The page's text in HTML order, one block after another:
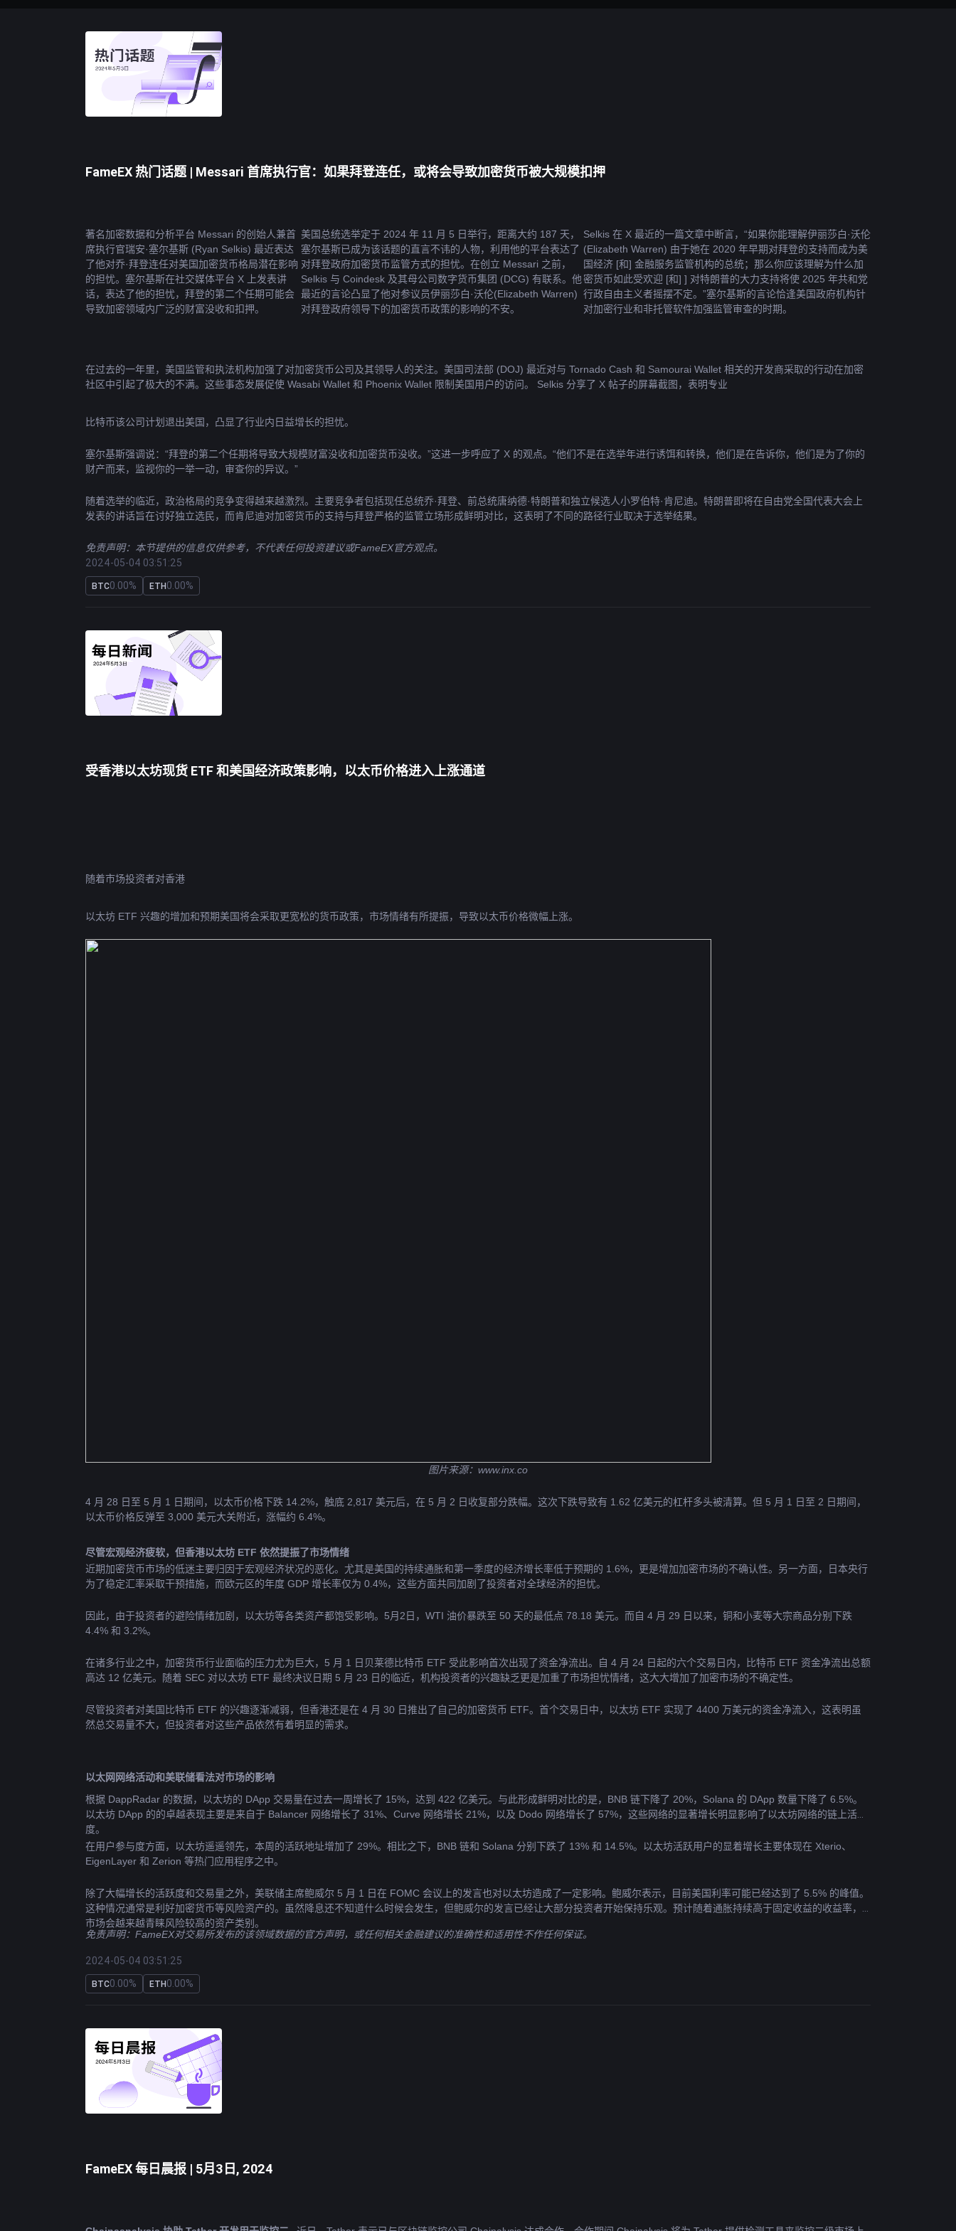
FameEX 热门话题 | Messari 首席执行官：如果拜登连任，或将会导致加密货币被大规模扣押
著名加密数据和分析平台 Messari 的创始人兼首
席执行官瑞安·塞尔基斯 (Ryan Selkis) 最近表达
了他对乔·拜登连任对美国加密货币格局潜在影响
的担忧。塞尔基斯在社交媒体平台 X 上发表讲
话，表达了他的担忧，拜登的第二个任期可能会
导致加密领域内广泛的财富没收和扣押。
美国总统选举定于 2024 年 11 月 5 日举行，距离大约 187 天，
塞尔基斯已成为该话题的直言不讳的人物，利用他的平台表达了
对拜登政府加密货币监管方式的担忧。在创立 Messari 之前，
Selkis 与 Coindesk 及其母公司数字货币集团 (DCG) 有联系。他
最近的言论凸显了他对参议员伊丽莎白·沃伦(Elizabeth Warren)
对拜登政府领导下的加密货币政策的影响的不安。
Selkis 在 X 最近的一篇文章中断言，“如果你能理解伊丽莎白·沃伦
(Elizabeth Warren) 由于她在 2020 年早期对拜登的支持而成为美
国经济 [和] 金融服务监管机构的总统；那么你应该理解为什么加
密货币如此受欢迎 [和] ] 对特朗普的大力支持将使 2025 年共和党
行政自由主义者摇摆不定。”塞尔基斯的言论恰逢美国政府机构针
对加密行业和非托管软件加强监管审查的时期。
在过去的一年里，美国监管和执法机构加强了对加密货币公司及其领导人的关注。美国司法部 (DOJ) 最近对与 Tornado Cash 和 Samourai Wallet 相关的开发商采取的行动在加密
社区中引起了极大的不满。这些事态发展促使 Wasabi Wallet 和 Phoenix Wallet 限制美国用户的访问。 Selkis 分享了 X 帖子的屏幕截图，表明专业
比特币该公司计划退出美国，凸显了行业内日益增长的担忧。
塞尔基斯强调说：“拜登的第二个任期将导致大规模财富没收和加密货币没收。”这进一步呼应了 X 的观点。“他们不是在选举年进行诱饵和转换，他们是在告诉你，他们是为了你的
财产而来，监视你的一举一动，审查你的异议。”
随着选举的临近，政治格局的竞争变得越来越激烈。主要竞争者包括现任总统乔·拜登、前总统唐纳德·特朗普和独立候选人小罗伯特·肯尼迪。特朗普即将在自由党全国代表大会上
发表的讲话旨在讨好独立选民，而肯尼迪对加密货币的支持与拜登严格的监管立场形成鲜明对比，这表明了不同的路径行业取决于选举结果。
免责声明：本节提供的信息仅供参考，不代表任何投资建议或FameEX官方观点。
2024-05-04 03:51:25
BTC0.00% ETH0.00%
受香港以太坊现货 ETF 和美国经济政策影响，以太币价格进入上涨通道
随着市场投资者对香港
以太坊 ETF 兴趣的增加和预期美国将会采取更宽松的货币政策，市场情绪有所提振，导致以太币价格微幅上涨。
图片来源： www.inx.co
4 月 28 日至 5 月 1 日期间，以太币价格下跌 14.2%，触底 2,817 美元后，在 5 月 2 日收复部分跌幅。这次下跌导致有 1.62 亿美元的杠杆多头被清算。但 5 月 1 日至 2 日期间，
以太币价格反弹至 3,000 美元大关附近，涨幅约 6.4%。
尽管宏观经济疲软，但香港以太坊 ETF 依然提振了市场情绪
近期加密货币市场的低迷主要归因于宏观经济状况的恶化。尤其是美国的持续通胀和第一季度的经济增长率低于预期的 1.6%，更是增加加密市场的不确认性。另一方面，日本央行
为了稳定汇率采取干预措施，而欧元区的年度 GDP 增长率仅为 0.4%，这些方面共同加剧了投资者对全球经济的担忧。
因此，由于投资者的避险情绪加剧，以太坊等各类资产都饱受影响。5月2日，WTI 油价暴跌至 50 天的最低点 78.18 美元。而自 4 月 29 日以来，铜和小麦等大宗商品分别下跌
4.4% 和 3.2%。
在诸多行业之中，加密货币行业面临的压力尤为巨大，5 月 1 日贝莱德比特币 ETF 受此影响首次出现了资金净流出。自 4 月 24 日起的六个交易日内，比特币 ETF 资金净流出总额
高达 12 亿美元。随着 SEC 对以太坊 ETF 最终决议日期 5 月 23 日的临近，机构投资者的兴趣缺乏更是加重了市场担忧情绪，这大大增加了加密市场的不确定性。
尽管投资者对美国比特币 ETF 的兴趣逐渐减弱，但香港还是在 4 月 30 日推出了自己的加密货币 ETF。首个交易日中，以太坊 ETF 实现了 4400 万美元的资金净流入，这表明虽
然总交易量不大，但投资者对这些产品依然有着明显的需求。
以太网网络活动和美联储看法对市场的影响
根据 DappRadar 的数据，以太坊的 DApp 交易量在过去一周增长了 15%，达到 422 亿美元。与此形成鲜明对比的是，BNB 链下降了 20%，Solana 的 DApp 数量下降了 6.5%。
以太坊 DApp 的的卓越表现主要是来自于 Balancer 网络增长了 31%、Curve 网络增长 21%，以及 Dodo 网络增长了 57%，这些网络的显著增长明显影响了以太坊网络的链上活跃
度。
在用户参与度方面，以太坊遥遥领先，本周的活跃地址增加了 29%。相比之下，BNB 链和 Solana 分别下跌了 13% 和 14.5%。以太坊活跃用户的显着增长主要体现在 Xterio、
EigenLayer 和 Zerion 等热门应用程序之中。
除了大幅增长的活跃度和交易量之外，美联储主席鲍威尔 5 月 1 日在 FOMC 会议上的发言也对以太坊造成了一定影响。鲍威尔表示，目前美国利率可能已经达到了 5.5% 的峰值。
这种情况通常是利好加密货币等风险资产的。虽然降息还不知道什么时候会发生，但鲍威尔的发言已经让大部分投资者开始保持乐观。预计随着通胀持续高于固定收益的收益率，
市场会越来越青睐风险较高的资产类别。
免责声明：FameEX对交易所发布的该领域数据的官方声明，或任何相关金融建议的准确性和适用性不作任何保证。
2024-05-04 03:51:25
BTC0.00% ETH0.00%
FameEX 每日晨报 | 5月3日, 2024